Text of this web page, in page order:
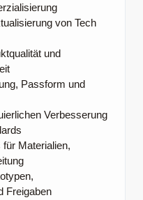
von Tech
und
Passform und
Verbesserung
Materialien,
Freigaben